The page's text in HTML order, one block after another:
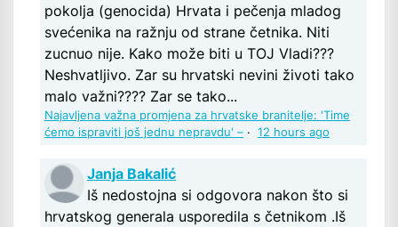
pokolja (genocida) Hrvata i pečenja mladog
svećenika na ražnju od strane četnika. Niti
zucnuo nije. Kako može biti u TOJ Vladi???
Neshvatljivo. Zar su hrvatski nevini životi tako
malo važni???? Zar se tako...
Najavljena važna promjena za hrvatske branitelje: 'Time
ćemo ispraviti još jednu nepravdu' – · 12 hours ago
Janja Bakalić
Iš nedostojna si odgovora nakon što si
hrvatskog generala usporedila s četnikom .Iš